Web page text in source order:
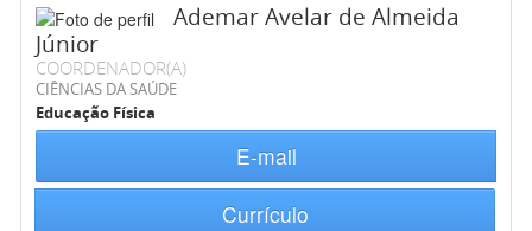
Ademar Avelar de Almeida
Júnior
COORDENADOR(A)
CIÊNCIAS DA SAÚDE
Educação Física
E-mail
Currículo